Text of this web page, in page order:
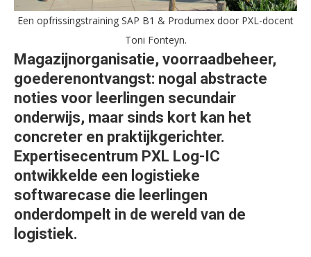
Een opfrissingstraining SAP B1 & Produmex door PXL-docent
Toni Fonteyn.
Magazijnorganisatie, voorraadbeheer,
goederenontvangst: nogal abstracte
noties voor leerlingen secundair
onderwijs, maar sinds kort kan het
concreter en praktijkgerichter.
Expertisecentrum PXL Log-IC
ontwikkelde een logistieke
softwarecase die leerlingen
onderdompelt in de wereld van de
logistiek.